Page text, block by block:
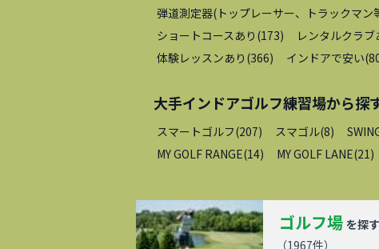
弾道測定器(トップレーサー、トラックマン
ショートコースあり (173) レンタルクラブ
体験レッスンあり (366) インドアで安い(
大手インドアゴルフ練習場から探
スマートゴルフ(207) スマゴル(8)
MY GOLF RANGE(14) MY GOLF LANE(21)
ゴルフ場 を探す
（1967件）